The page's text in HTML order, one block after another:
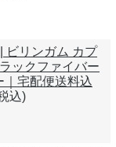
ビリンガム カプ
ックファイバー
｜宅配便送料込
込)